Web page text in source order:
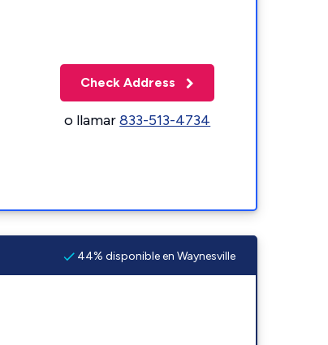
Check Address
o llamar833-513-4734
44% disponible en Waynesville